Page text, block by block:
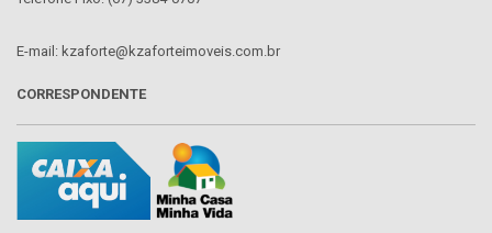
E-mail: kzaforte@kzaforteimoveis.com.br
CORRESPONDENTE